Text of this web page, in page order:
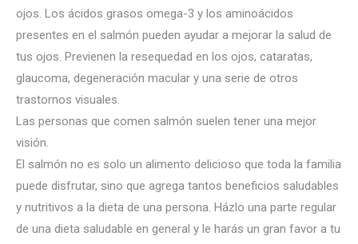
ojos. Los ácidos grasos omega-3 y los aminoácidos
presentes en el salmón pueden ayudar a mejorar la salud de
tus ojos. Previenen la resequedad en los ojos, cataratas,
glaucoma, degeneración macular y una serie de otros
trastornos visuales.
Las personas que comen salmón suelen tener una mejor
visión.
El salmón no es solo un alimento delicioso que toda la familia
puede disfrutar, sino que agrega tantos beneficios saludables
y nutritivos a la dieta de una persona. Házlo una parte regular
de una dieta saludable en general y le harás un gran favor a tu